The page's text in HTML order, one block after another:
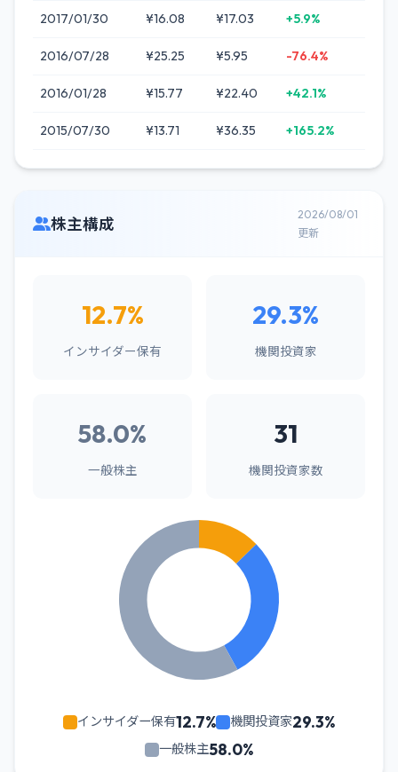
2017/01/30 ¥16.08 ¥17.03 +5.9%
2016/07/28 ¥25.25 ¥5.95 -76.4%
2016/01/28 ¥15.77 ¥22.40 +42.1%
2015/07/30 ¥13.71 ¥36.35 +165.2%
株主構成
2026/08/01
更新
12.7%
インサイダー保有
29.3%
機関投資家
58.0%
一般株主
31
機関投資家数
インサイダー保有12.7% 機関投資家29.3%
一般株主58.0%